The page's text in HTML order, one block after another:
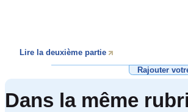
Lire la deuxième partie
Rajouter
Dans la même